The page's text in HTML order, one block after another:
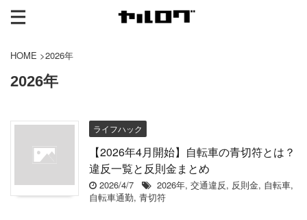
HOME >2026年
2026年
ライフハック
【2026年4月開始】自転車の青切符とは？
違反一覧と反則金まとめ
2026/4/7 2026年, 交通違反, 反則金, 自転車,
自転車通勤, 青切符